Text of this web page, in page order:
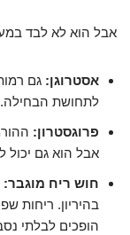
אבל הוא לא לבד
אסטרוגן: גם
לתחושת הבחילה.
פרוגסטרון:
אבל הוא גם
חוש ריח מוגבר:
בהיריון. ריחות
הופכים לבלתי